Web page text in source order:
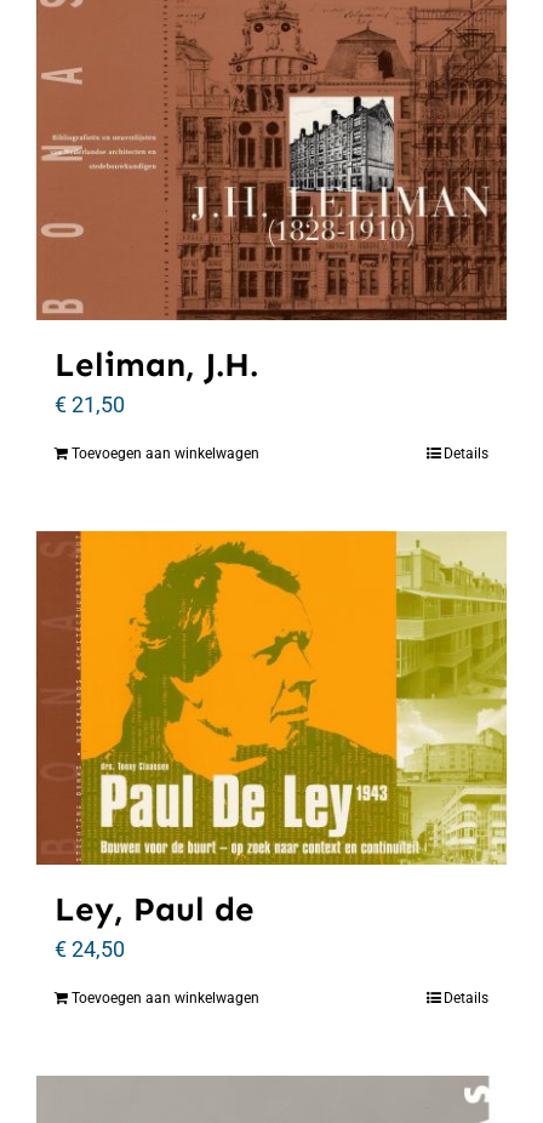
Leliman, J.H.
€21,50
Toevoegen aan winkelwagen Details
Ley, Paul de
€24,50
Toevoegen aan winkelwagen Details